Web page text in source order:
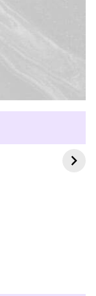
com